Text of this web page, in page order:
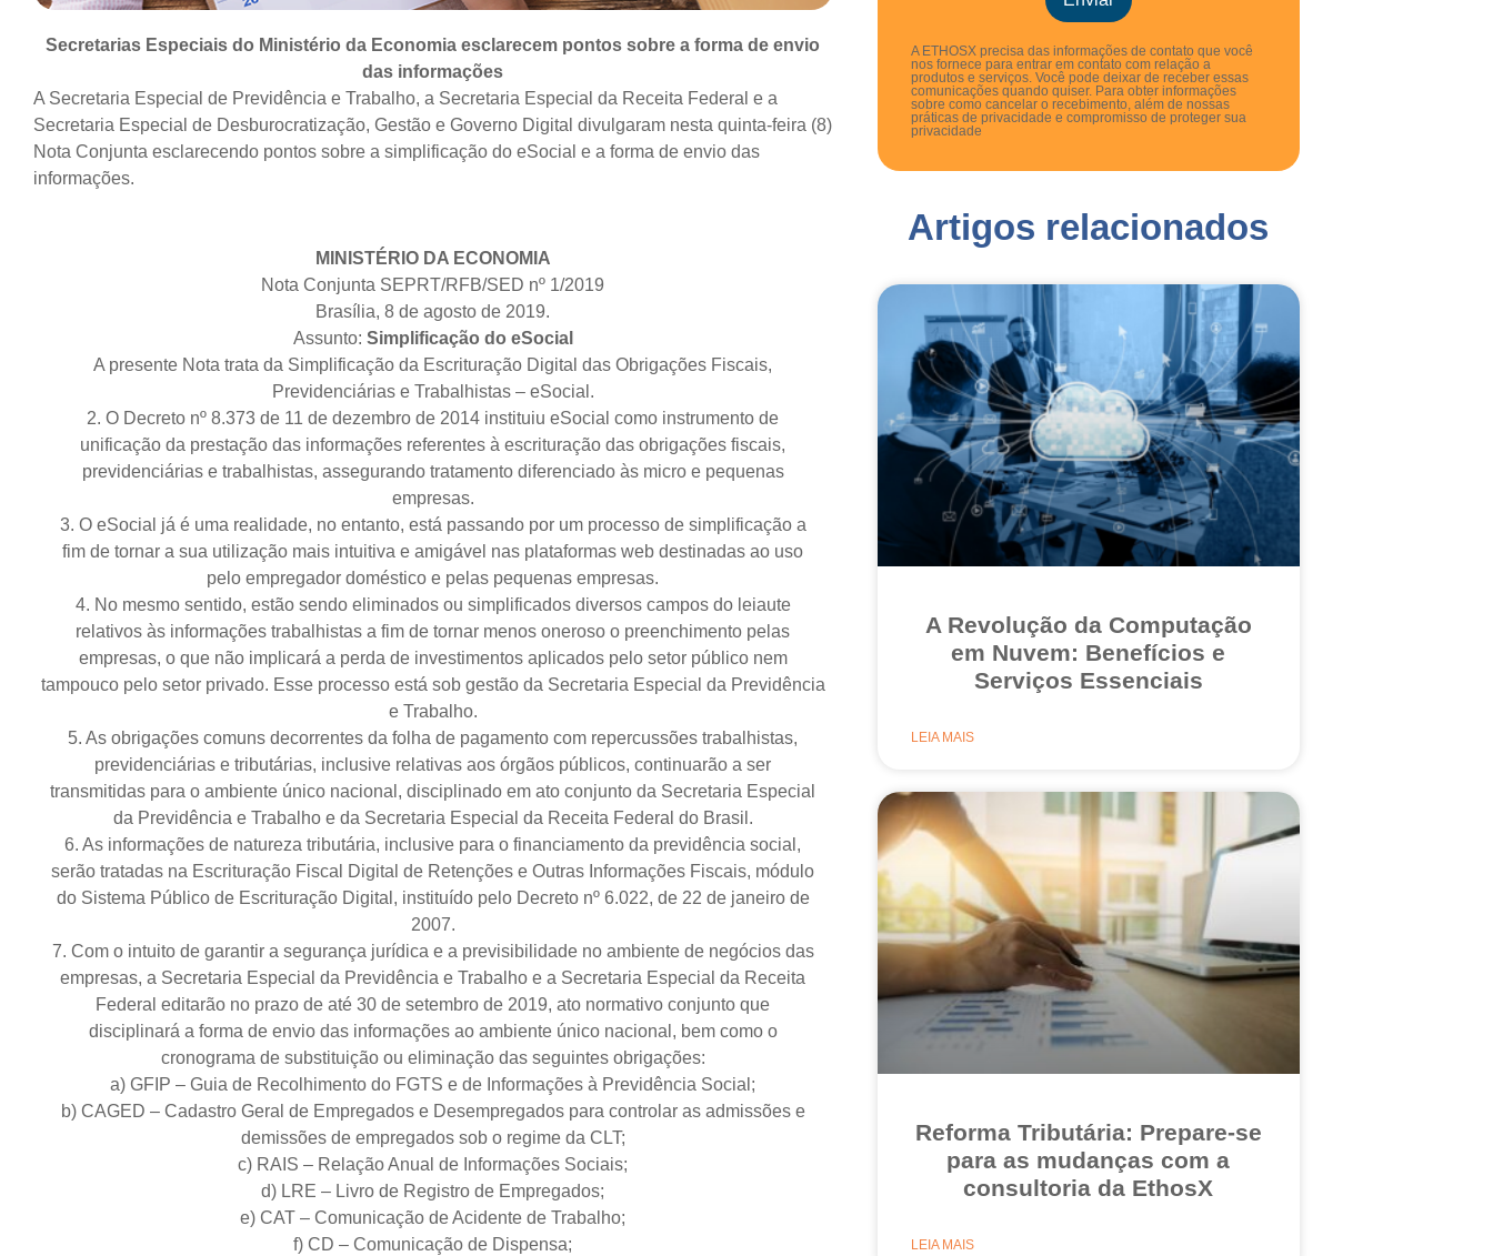
Secretarias Especiais do Ministério da Economia esclarecem pontos sobre a forma de envio
das informações
A Secretaria Especial de Previdência e Trabalho, a Secretaria Especial da Receita Federal e a
Secretaria Especial de Desburocratização, Gestão e Governo Digital divulgaram nesta quinta-feira (8)
Nota Conjunta esclarecendo pontos sobre a simplificação do eSocial e a forma de envio das
informações.
MINISTÉRIO DA ECONOMIA
Nota Conjunta SEPRT/RFB/SED nº 1/2019
Brasília, 8 de agosto de 2019.
Assunto: Simplificação do eSocial
A presente Nota trata da Simplificação da Escrituração Digital das Obrigações Fiscais,
Previdenciárias e Trabalhistas – eSocial.
2. O Decreto nº 8.373 de 11 de dezembro de 2014 instituiu eSocial como instrumento de
unificação da prestação das informações referentes à escrituração das obrigações fiscais,
previdenciárias e trabalhistas, assegurando tratamento diferenciado às micro e pequenas
empresas.
3. O eSocial já é uma realidade, no entanto, está passando por um processo de simplificação a
fim de tornar a sua utilização mais intuitiva e amigável nas plataformas web destinadas ao uso
pelo empregador doméstico e pelas pequenas empresas.
4. No mesmo sentido, estão sendo eliminados ou simplificados diversos campos do leiaute
relativos às informações trabalhistas a fim de tornar menos oneroso o preenchimento pelas
empresas, o que não implicará a perda de investimentos aplicados pelo setor público nem
tampouco pelo setor privado. Esse processo está sob gestão da Secretaria Especial da Previdência
e Trabalho.
5. As obrigações comuns decorrentes da folha de pagamento com repercussões trabalhistas,
previdenciárias e tributárias, inclusive relativas aos órgãos públicos, continuarão a ser
transmitidas para o ambiente único nacional, disciplinado em ato conjunto da Secretaria Especial
da Previdência e Trabalho e da Secretaria Especial da Receita Federal do Brasil.
6. As informações de natureza tributária, inclusive para o financiamento da previdência social,
serão tratadas na Escrituração Fiscal Digital de Retenções e Outras Informações Fiscais, módulo
do Sistema Público de Escrituração Digital, instituído pelo Decreto nº 6.022, de 22 de janeiro de
2007.
7. Com o intuito de garantir a segurança jurídica e a previsibilidade no ambiente de negócios das
empresas, a Secretaria Especial da Previdência e Trabalho e a Secretaria Especial da Receita
Federal editarão no prazo de até 30 de setembro de 2019, ato normativo conjunto que
disciplinará a forma de envio das informações ao ambiente único nacional, bem como o
cronograma de substituição ou eliminação das seguintes obrigações:
a) GFIP – Guia de Recolhimento do FGTS e de Informações à Previdência Social;
b) CAGED – Cadastro Geral de Empregados e Desempregados para controlar as admissões e
demissões de empregados sob o regime da CLT;
c) RAIS – Relação Anual de Informações Sociais;
d) LRE – Livro de Registro de Empregados;
e) CAT – Comunicação de Acidente de Trabalho;
f) CD – Comunicação de Dispensa;
A ETHOSX precisa das informações de contato que você
nos fornece para entrar em contato com relação a
produtos e serviços. Você pode deixar de receber essas
comunicações quando quiser. Para obter informações
sobre como cancelar o recebimento, além de nossas
práticas de privacidade e compromisso de proteger sua
privacidade
Artigos relacionados
A Revolução da Computação
em Nuvem: Benefícios e
Serviços Essenciais
LEIA MAIS
Reforma Tributária: Prepare-se
para as mudanças com a
consultoria da EthosX
LEIA MAIS